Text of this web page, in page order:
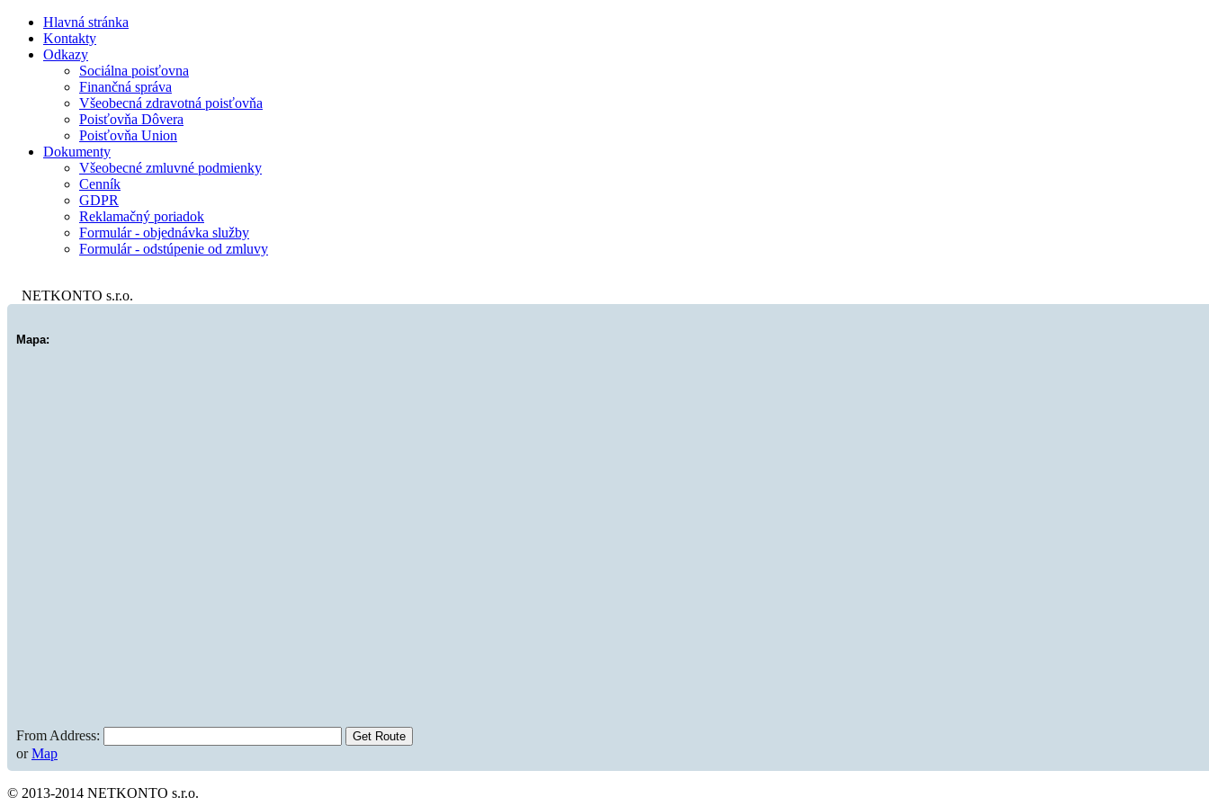
Hlavná stránka
Kontakty
Odkazy
Sociálna poisťovna
Finančná správa
Všeobecná zdravotná poisťovňa
Poisťovňa Dôvera
Poisťovňa Union
Dokumenty
Všeobecné zmluvné podmienky
Cenník
GDPR
Reklamačný poriadok
Formulár - objednávka služby
Formulár - odstúpenie od zmluvy
NETKONTO s.r.o.
Mapa:
From Address:
orMap
© 2013-2014 NETKONTO s.r.o.